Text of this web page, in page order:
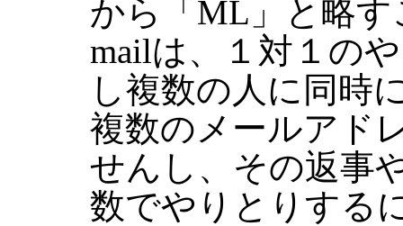
から「ML」と略
mailは、１対１の
し複数の人に同時
複数のメールアド
せんし、その返事
数でやりとりする